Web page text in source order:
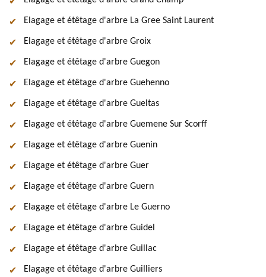
Elagage et étêtage d'arbre La Gree Saint Laurent
Elagage et étêtage d'arbre Groix
Elagage et étêtage d'arbre Guegon
Elagage et étêtage d'arbre Guehenno
Elagage et étêtage d'arbre Gueltas
Elagage et étêtage d'arbre Guemene Sur Scorff
Elagage et étêtage d'arbre Guenin
Elagage et étêtage d'arbre Guer
Elagage et étêtage d'arbre Guern
Elagage et étêtage d'arbre Le Guerno
Elagage et étêtage d'arbre Guidel
Elagage et étêtage d'arbre Guillac
Elagage et étêtage d'arbre Guilliers